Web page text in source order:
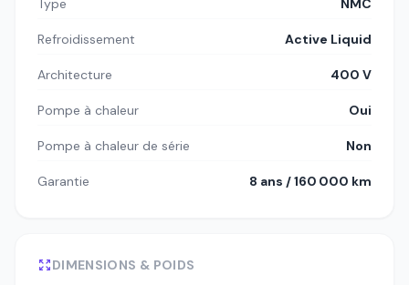
Type NMC
Refroidissement Active Liquid
Architecture 400 V
Pompe à chaleur Oui
Pompe à chaleur de série Non
Garantie 8 ans / 160 000 km
DIMENSIONS & POIDS